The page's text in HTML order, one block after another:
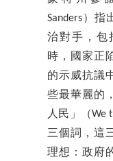
Sanders）
治對手，包
時，國家正
的示威抗議
些最華麗的
人民」（We
三個詞，這
理想：政府